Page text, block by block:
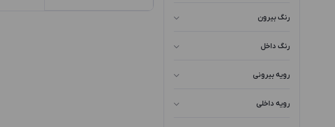
رنگ بیرون
رنگ داخل
رویه بیرونی
رویه داخلی